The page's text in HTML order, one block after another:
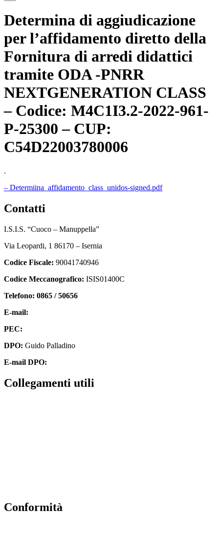
Determina di aggiudicazione
per l’affidamento diretto della
Fornitura di arredi didattici
tramite ODA -PNRR
NEXTGENERATION CLASS
– Codice: M4C1I3.2-2022-961-
P-25300 – CUP:
C54D22003780006
.
– Determiina_affidamento_class_unidos-signed.pdf
contatti
I.S.I.S. “Cuoco – Manuppella”
Via Leopardi, 1 86170 – Isernia
Codice Fiscale: 90041740946
Codice Meccanografico: ISIS01400C
Telefono: 0865 / 50656
E-mail:
PEC:
DPO: Guido Palladino
E-mail DPO:
collegamenti utili
conformità